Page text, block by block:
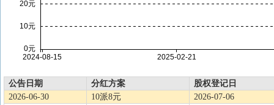
公告日期 分红方案
股权登记日
2026-06-30
10派8元
2026-07-06